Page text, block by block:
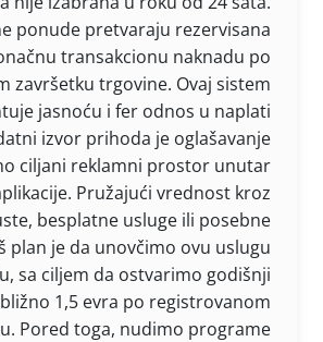
ponude pretvaraju rezervisana
transakcionu naknadu po
završetku trgovine. Ovaj sistem
jasnoću i fer odnos u naplati
izvor prihoda je oglašavanje
ciljani reklamni prostor unutar
Pružajući vrednost kroz
besplatne usluge ili posebne
plan je da unovčimo ovu uslugu
sa ciljem da ostvarimo godišnji
1,5 evra po registrovanom
Pored toga, nudimo programe